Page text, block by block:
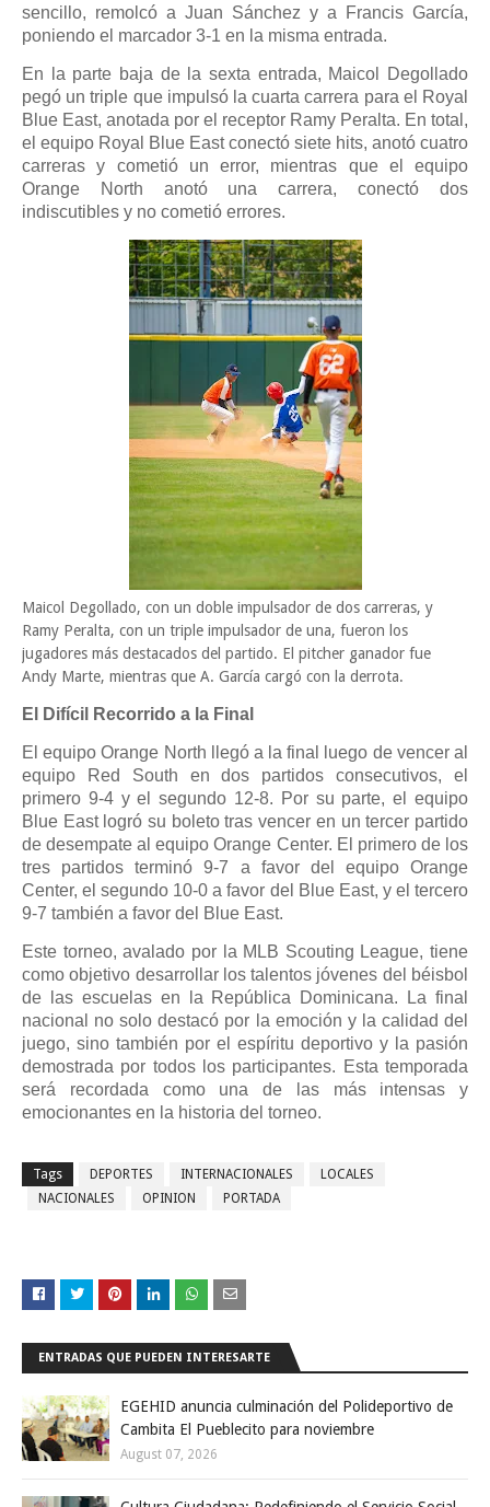
sencillo, remolcó a Juan Sánchez y a Francis García,
poniendo el marcador 3-1 en la misma entrada.
En la parte baja de la sexta entrada, Maicol Degollado
pegó un triple que impulsó la cuarta carrera para el Royal
Blue East, anotada por el receptor Ramy Peralta. En total,
el equipo Royal Blue East conectó siete hits, anotó cuatro
carreras y cometió un error, mientras que el equipo
Orange North anotó una carrera, conectó dos
indiscutibles y no cometió errores.
Maicol Degollado, con un doble impulsador de dos carreras, y
Ramy Peralta, con un triple impulsador de una, fueron los
jugadores más destacados del partido. El pitcher ganador fue
Andy Marte, mientras que A. García cargó con la derrota.
El Difícil Recorrido a la Final
El equipo Orange North llegó a la final luego de vencer al
equipo Red South en dos partidos consecutivos, el
primero 9-4 y el segundo 12-8. Por su parte, el equipo
Blue East logró su boleto tras vencer en un tercer partido
de desempate al equipo Orange Center. El primero de los
tres partidos terminó 9-7 a favor del equipo Orange
Center, el segundo 10-0 a favor del Blue East, y el tercero
9-7 también a favor del Blue East.
Este torneo, avalado por la MLB Scouting League, tiene
como objetivo desarrollar los talentos jóvenes del béisbol
de las escuelas en la República Dominicana. La final
nacional no solo destacó por la emoción y la calidad del
juego, sino también por el espíritu deportivo y la pasión
demostrada por todos los participantes. Esta temporada
será recordada como una de las más intensas y
emocionantes en la historia del torneo.
Tags DEPORTES INTERNACIONALES
LOCALES
NACIONALES
OPINION PORTADA
ENTRADAS QUE PUEDEN INTERESARTE
EGEHID anuncia culminación del Polideportivo de
Cambita El Pueblecito para noviembre
August 07, 2026